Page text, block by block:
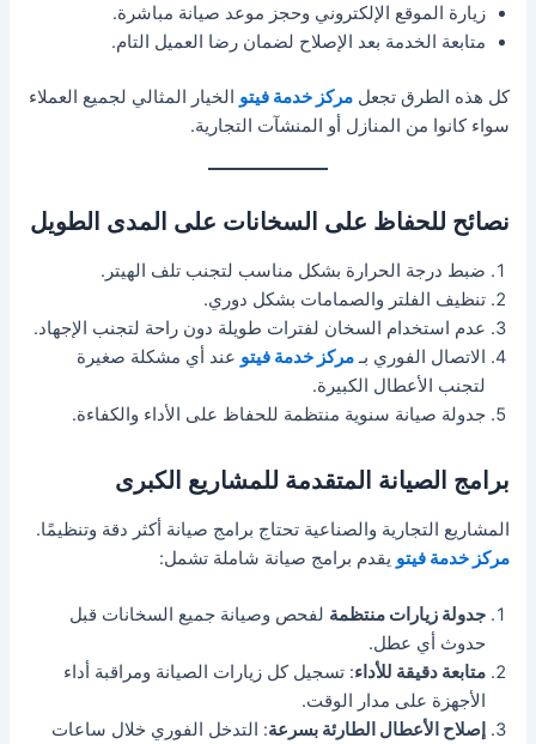
زيارة الموقع الإلكتروني وحجز موعد صيانة مباشرة.
متابعة الخدمة بعد الإصلاح لضمان رضا العميل التام.
كل هذه الطرق تجعلمركز خدمة فيتو الخيار المثالي لجميع العملاء
سواء كانوا من المنازل أو المنشآت التجارية.
نصائح للحفاظ على السخانات على المدى الطويل
ضبط درجة الحرارة بشكل مناسب لتجنب تلف الهيتر.
تنظيف الفلتر والصمامات بشكل دوري.
عدم استخدام السخان لفترات طويلة دون راحة لتجنب الإجهاد.
الاتصال الفوري بـمركز خدمة فيتو عند أي مشكلة صغيرة
لتجنب الأعطال الكبيرة.
جدولة صيانة سنوية منتظمة للحفاظ على الأداء والكفاءة.
برامج الصيانة المتقدمة للمشاريع الكبرى
المشاريع التجارية والصناعية تحتاج برامج صيانة أكثر دقة وتنظيمًا.
مركز خدمة فيتو يقدم برامج صيانة شاملة تشمل:
جدولة زيارات منتظمة لفحص وصيانة جميع السخانات قبل
حدوث أي عطل.
متابعة دقيقة للأداء: تسجيل كل زيارات الصيانة ومراقبة أداء
الأجهزة على مدار الوقت.
إصلاح الأعطال الطارئة بسرعة: التدخل الفوري خلال ساعات